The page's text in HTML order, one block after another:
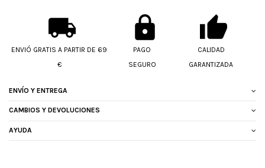
ENVIÓ GRATIS A PARTIR DE 69
€
PAGO
SEGURO
CALIDAD
GARANTIZADA
ENVÍO Y ENTREGA
CAMBIOS Y DEVOLUCIONES
AYUDA